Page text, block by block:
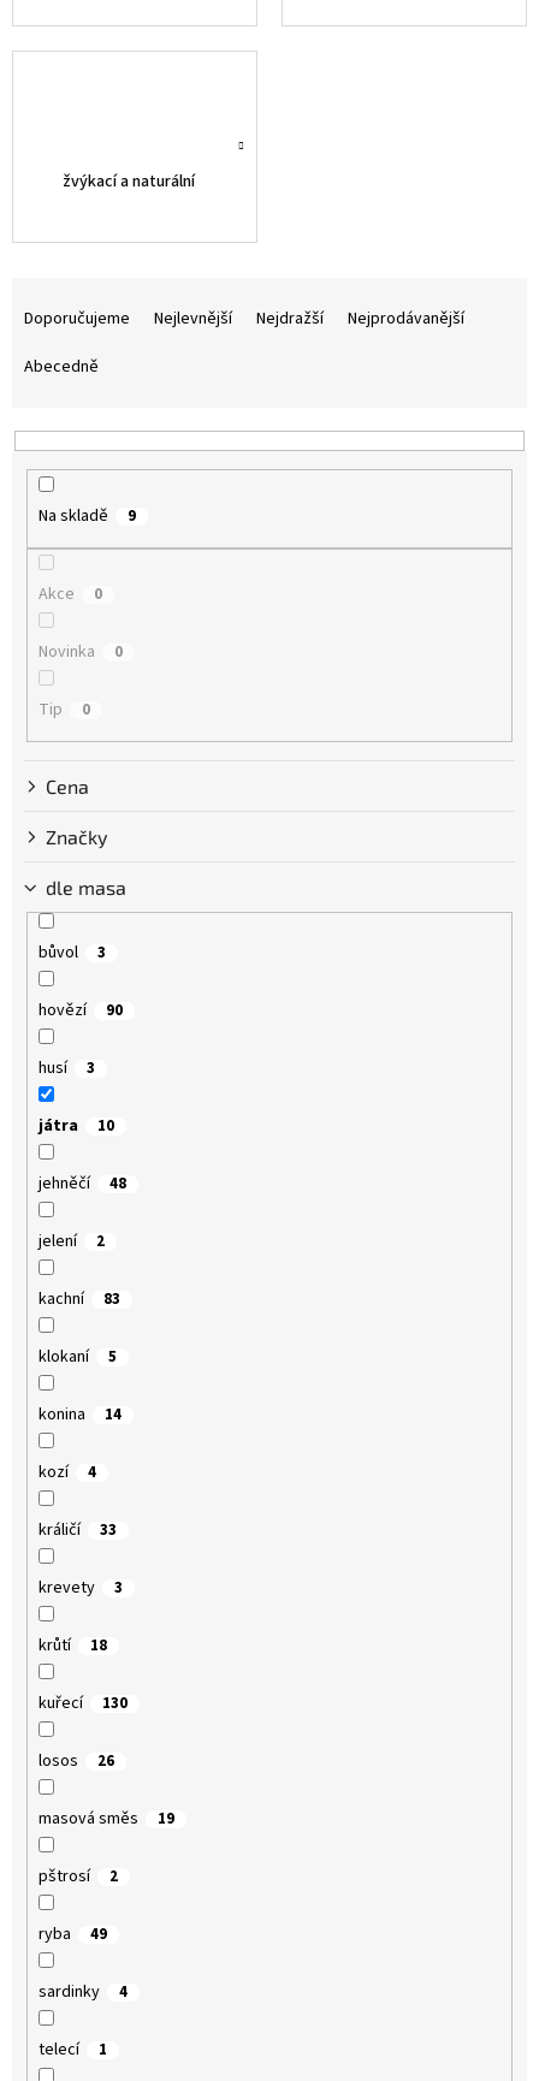
žvýkací a naturální
p
Doporučujeme Nejlevnější Nejdražší
Nejprodávanější
Abecedně
Na skladě 9
Akce 0
Novinka 0
Tip 0
Cena
Značky
dle masa
bůvol 3
hovězí 90
husí 3
játra 10
jehněčí 48
jelení 2
kachní 83
klokaní 5
konina 14
kozí 4
králičí 33
krevety 3
krůtí 18
kuřecí 130
losos 26
masová směs 19
pštrosí 2
ryba 49
sardinky 4
telecí 1